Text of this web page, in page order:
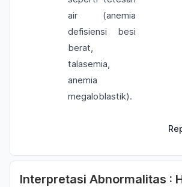
air (anemia
defisiensi besi
berat,
talasemia,
anemia
megaloblastik).
Interpretasi Abnormalitas :